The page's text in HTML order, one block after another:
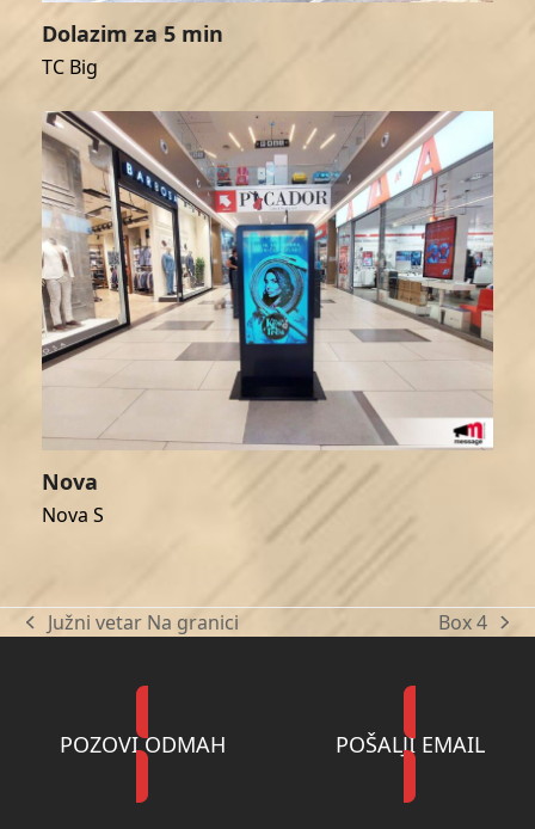
Dolazim za 5 min
TC Big
Nova
Nova S
previous
Južni vetar Na granici
next
Box 4
POZOVI ODMAH POŠALJI EMAIL